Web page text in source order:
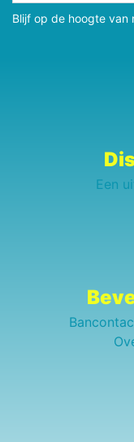
Blijf op de hoogte van
Een